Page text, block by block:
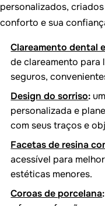
personalizados,
conforto e sua
Clareamento dental
de clareamento para
seguros,
Design do sorriso:
personalizada e
com seus traços e
Facetas de resina
acessível para
estéticas menores.
Coroas de porcelana: